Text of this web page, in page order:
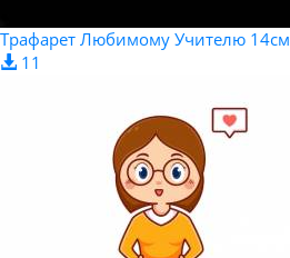
Трафарет Любимому Учителю 14см
11